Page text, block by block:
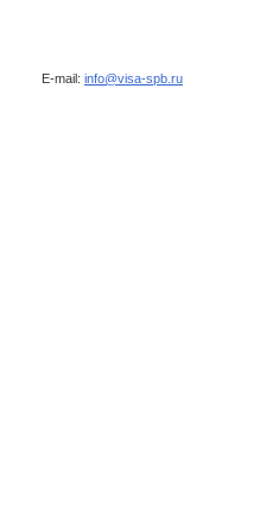
E-mail: info@visa-spb.ru